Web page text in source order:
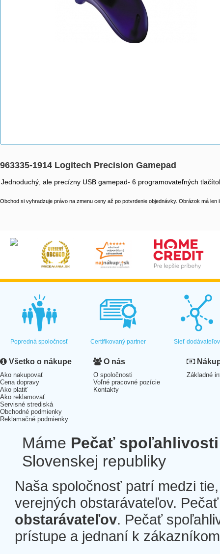
963335-1914 Logitech Precision Gamepad
Jednoduchý, ale precízny USB gamepad- 6 programovateľných
Obchod si vyhradzuje právo na zmenu ceny až po potvrdenie objednávky. Obrázok má len
Popredná spoločnosť Certifikovaný partner Sieť dodávateľov
Všetko o nákupe
Ako nakupovať
Cena dopravy
Ako platiť
Ako reklamovať
Servisné strediská
Obchodné podmienky
Reklamačné podmienky
O nás
O spoločnosti
Voľné pracovné pozície
Kontakty
Základné
Máme Pečať spoľahlivosti
Slovenskej republiky
Naša spoločnosť patrí medzi
verejných obstarávateľov.
obstarávateľov. Pečať
prístupe a jednaní k